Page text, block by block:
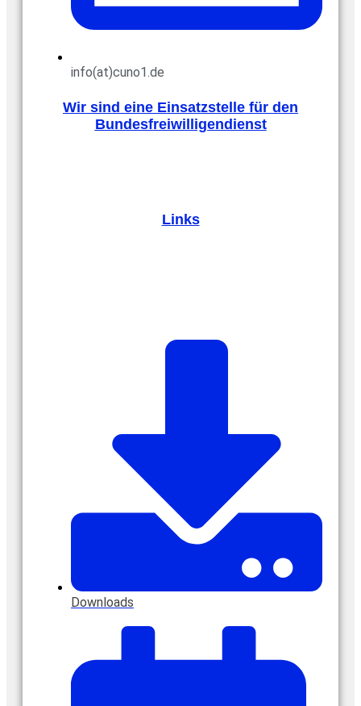
info(at)cuno1.de
Wir sind eine Einsatzstelle für den
Bundesfreiwilligendienst
Links
Downloads